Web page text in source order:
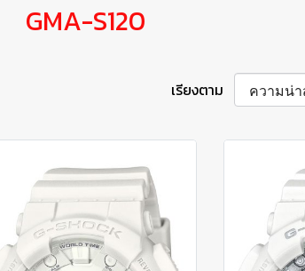
GMA-S120
เรียงตาม